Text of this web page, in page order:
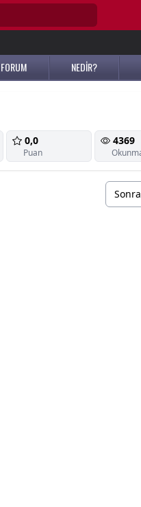
FORUM NEDİR?
0,0
Puan
4369